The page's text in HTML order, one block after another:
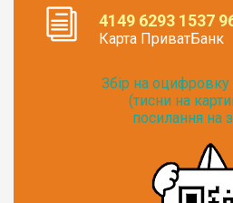
4149 6293 1537
Карта ПриватБанк
Збір на
(тисни на
посилання на